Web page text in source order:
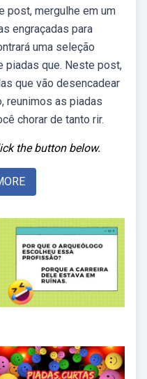
post, mergulhe em um
engraçadas para
uma seleção
piadas que. Neste post,
que vão desencadear
reunimos as piadas
chorar de tanto rir.
the button below.